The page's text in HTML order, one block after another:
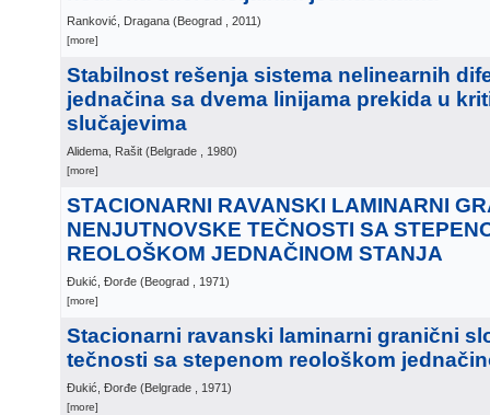
Ranković, Dragana (Beograd , 2011)
[more]
Stabilnost rešenja sistema nelinearnih
jednačina sa dvema linijama prekida u
slučajevima
Alidema, Rašit (Belgrade , 1980)
[more]
STACIONARNI RAVANSKI LAMINARNI
NENJUTNOVSKE TEČNOSTI SA
REOLOŠKOM JEDNAČINOM STANJA
Đukić, Đorđe (Beograd , 1971)
[more]
Stacionarni ravanski laminarni granični
tečnosti sa stepenom reološkom
Đukić, Đorđe (Belgrade , 1971)
[more]